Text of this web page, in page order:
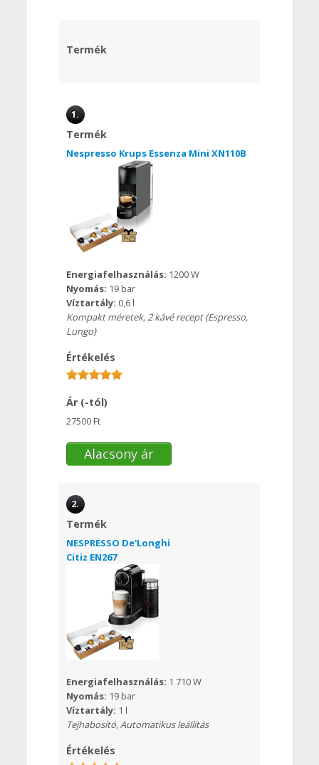
Termék
1.
Termék
Nespresso Krups Essenza Mini XN110B
Energiafelhasználás: 1200 W
Nyomás: 19 bar
Víztartály: 0,6 l
Kompakt méretek, 2 kávé recept (Espresso,
Lungo)
Értékelés
Ár (-tól)
27500 Ft
Alacsony ár
2.
Termék
NESPRESSO De'Longhi
Citiz EN267
Energiafelhasználás: 1 710 W
Nyomás: 19 bar
Víztartály: 1 l
Tejhabosító, Automatikus leállítás
Értékelés